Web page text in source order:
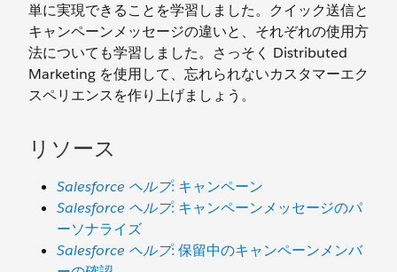
単に実現できることを学習しました。クイック送信と
キャンペーンメッセージの違いと、それぞれの使用方
法についても学習しました。さっそく Distributed
Marketing を使用して、忘れられないカスタマーエク
スペリエンスを作り上げましょう。
リソース
Salesforce ヘルプ: キャンペーン
Salesforce ヘルプ: キャンペーンメッセージのパ
ーソナライズ
Salesforce ヘルプ: 保留中のキャンペーンメンバ